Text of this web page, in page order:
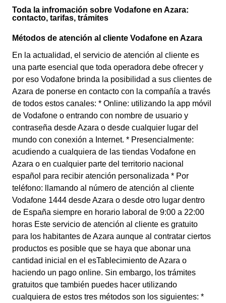
Toda la infromación sobre Vodafone en Azara:
contacto, tarifas, trámites
Métodos de atención al cliente Vodafone en Azara
En la actualidad, el servicio de atención al cliente es
una parte esencial que toda operadora debe ofrecer y
por eso Vodafone brinda la posibilidad a sus clientes de
Azara de ponerse en contacto con la compañía a través
de todos estos canales: * Online: utilizando la app móvil
de Vodafone o entrando con nombre de usuario y
contraseña desde Azara o desde cualquier lugar del
mundo con conexión a Internet. * Presencialmente:
acudiendo a cualquiera de las tiendas Vodafone en
Azara o en cualquier parte del territorio nacional
español para recibir atención personalizada * Por
teléfono: llamando al número de atención al cliente
Vodafone 1444 desde Azara o desde otro lugar dentro
de España siempre en horario laboral de 9:00 a 22:00
horas Este servicio de atención al cliente es gratuito
para los habitantes de Azara aunque al contratar ciertos
productos es posible que se haya que abonar una
cantidad inicial en el esTablecimiento de Azara o
haciendo un pago online. Sin embargo, los trámites
gratuitos que también puedes hacer utilizando
cualquiera de estos tres métodos son los siguientes: *